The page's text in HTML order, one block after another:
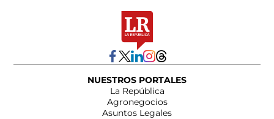
NUESTROS PORTALES
La República
Agronegocios
Asuntos Legales